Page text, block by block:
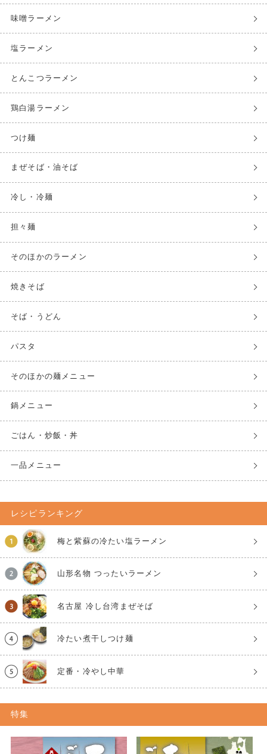
味噌ラーメン
塩ラーメン
とんこつラーメン
鶏白湯ラーメン
つけ麺
まぜそば・油そば
冷し・冷麺
担々麺
そのほかのラーメン
焼きそば
そば・うどん
パスタ
そのほかの麺メニュー
鍋メニュー
ごはん・炒飯・丼
一品メニュー
レシピランキング
梅と紫蘇の冷たい塩ラーメン
山形名物 つったいラーメン
名古屋 冷し台湾まぜそば
冷たい煮干しつけ麺
定番・冷やし中華
特集